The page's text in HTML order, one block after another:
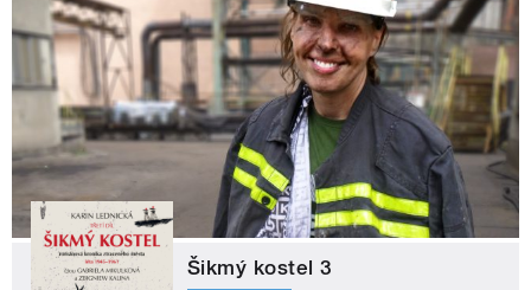
Šikmý kostel 3